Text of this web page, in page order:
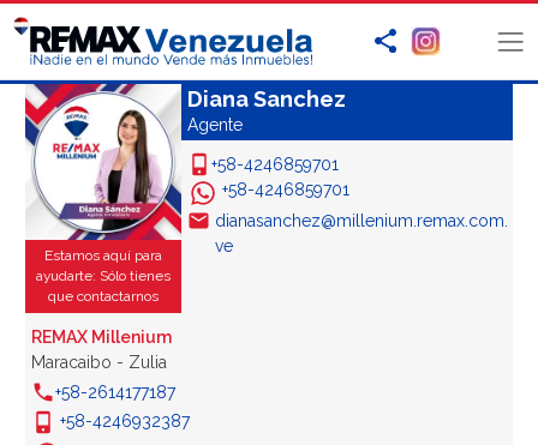
Estamos aquí para
ayudarte: Sólo tienes
que contactarnos
Diana Sanchez
Agente
+58-4246859701
+58-4246859701
dianasanchez@millenium.remax.com.
ve
REMAX Millenium
Maracaibo - Zulia
+58-2614177187
+58-4246932387